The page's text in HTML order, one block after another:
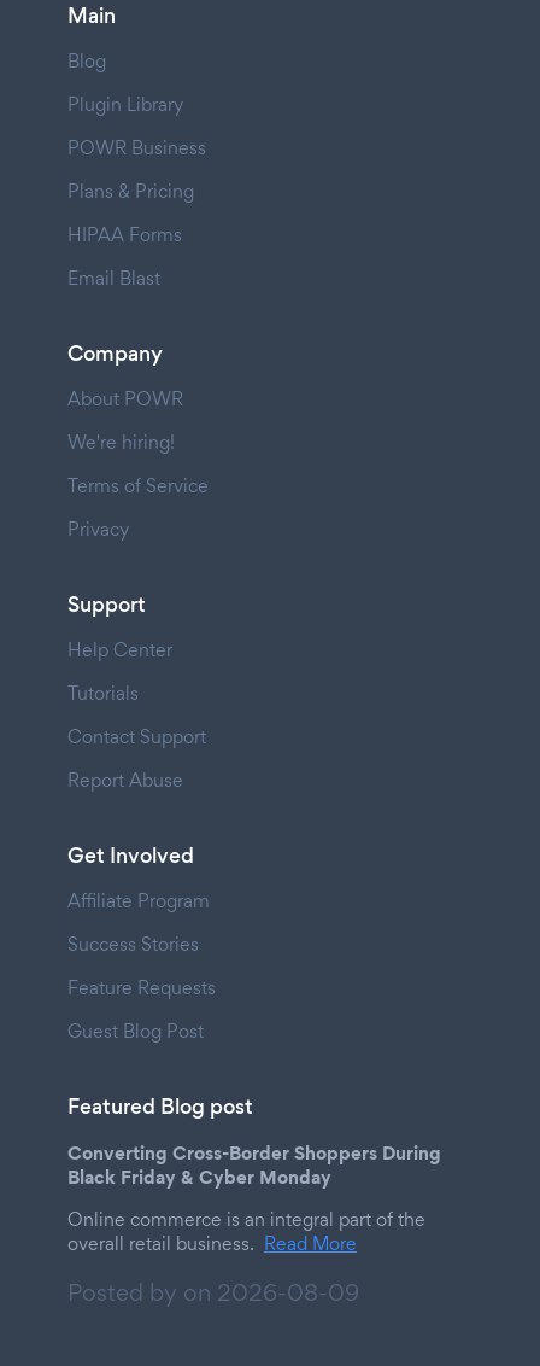
Main
Blog
Plugin Library
POWR Business
Plans & Pricing
HIPAA Forms
Email Blast
Company
About POWR
We're hiring!
Terms of Service
Privacy
Support
Help Center
Tutorials
Contact Support
Report Abuse
Get Involved
Affiliate Program
Success Stories
Feature Requests
Guest Blog Post
Featured Blog post
Converting Cross-Border Shoppers During
Black Friday & Cyber Monday
Online commerce is an integral part of the
overall retail business. Read More
Posted by on 2026-08-09